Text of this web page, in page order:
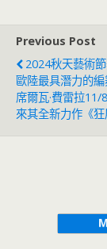
Previous Post
2024秋天藝術節
歐陸最具潛力的編
席爾瓦·費雷拉
來其全新力作《狂